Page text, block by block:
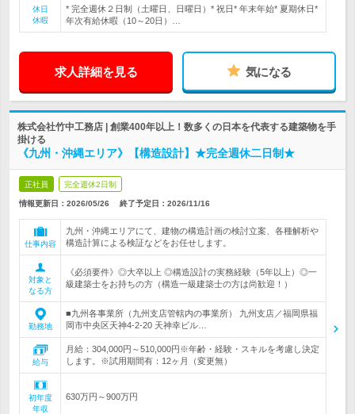
休日
休暇
* 完全週休２日制（土曜日、日曜日）* 祝日* 年末年始* 夏期休日*
年次有給休暇（10～20日）…
求人詳細を見る 気になる
株式会社竹中工務店 | 創業400年以上！数多くの日本を代表する建築物を手
掛ける
《九州・沖縄エリア》【構造設計】★完全週休二日制★
正社員 完全週休2日制
情報更新日：2026/05/26 終了予定日： 2026/11/16
仕事内容
九州・沖縄エリアにて、建物の構造計画の検討立案、各種解析や
構造計算による検証などをお任せします。
対象と
なる方
《必須要件》◎大卒以上 ◎構造設計の実務経験（5年以上）◎一
級建築士をお持ちの方（構造一級建築士の方は尚歓迎！）
勤務地
■九州各事業所（九州支店管轄内の事業所） 九州支店／福岡県福
岡市中央区天神4-2-20 天神幸ビル…
給与
月給：304,000円～510,000円※年齢・経験・スキルを考慮し決定
します。※試用期間有：12ヶ月（変更無）
初年度
年収
630万円～900万円